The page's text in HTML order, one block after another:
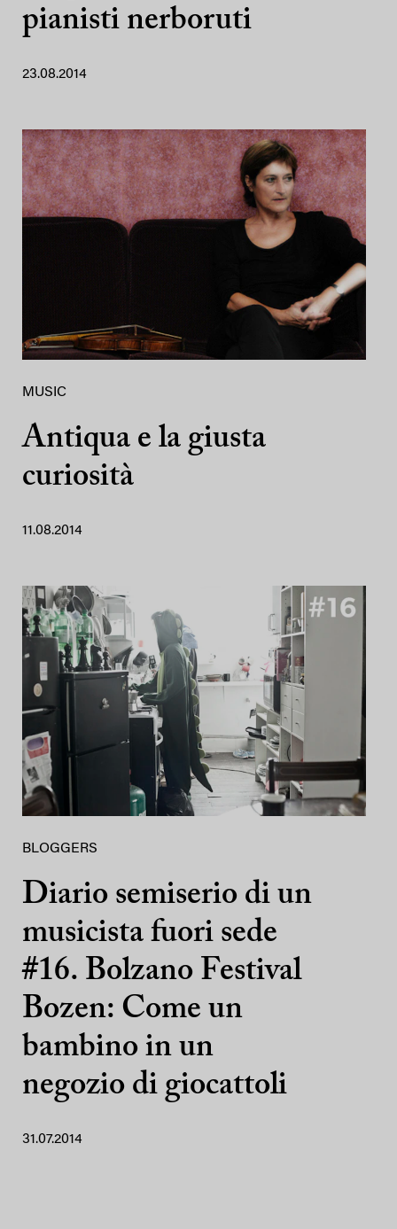
pianisti nerboruti
23.08.2014
MUSIC
Antiqua e la giusta
curiosità
11.08.2014
BLOGGERS
Diario semiserio di un
musicista fuori sede
#16. Bolzano Festival
Bozen: Come un
bambino in un
negozio di giocattoli
31.07.2014